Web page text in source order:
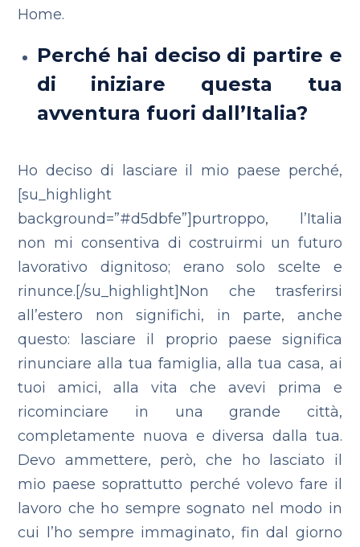
Home.
Perché hai deciso di partire e
di iniziare questa tua
avventura fuori dall’Italia?
Ho deciso di lasciare il mio paese perché,
[su_highlight
background=”#d5dbfe”]purtroppo, l’Italia
non mi consentiva di costruirmi un futuro
lavorativo dignitoso; erano solo scelte e
rinunce.[/su_highlight]Non che trasferirsi
all’estero non significhi, in parte, anche
questo: lasciare il proprio paese significa
rinunciare alla tua famiglia, alla tua casa, ai
tuoi amici, alla vita che avevi prima e
ricominciare in una grande città,
completamente nuova e diversa dalla tua.
Devo ammettere, però, che ho lasciato il
mio paese soprattutto perché volevo fare il
lavoro che ho sempre sognato nel modo in
cui l’ho sempre immaginato, fin dal giorno